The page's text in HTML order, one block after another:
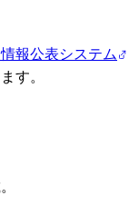
報公表システム
す。